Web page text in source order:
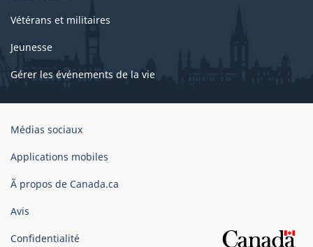
Vétérans et militaires
Jeunesse
Gérer les événements de la vie
Organisation
gouvernement
Canada
Médias sociaux
Applications mobiles
Ã propos de Canada.ca
Avis
Confidentialité